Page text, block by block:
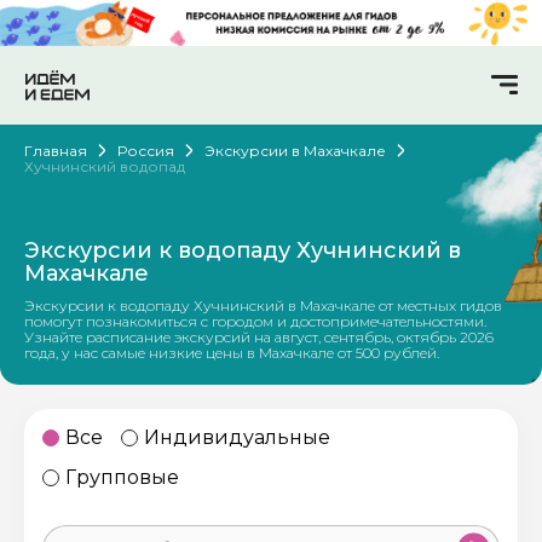
Главная Россия
Экскурсии в Махачкале
Хучнинский водопад
Экскурсии к водопаду Хучнинский в
Махачкале
Экскурсии к водопаду Хучнинский в Махачкале от местных гидов
помогут познакомиться с городом и достопримечательностями.
Узнайте расписание экскурсий на август, сентябрь, октябрь 2026
года, у нас самые низкие цены в Махачкале от 500 рублей.
Все
Индивидуальные
Групповые